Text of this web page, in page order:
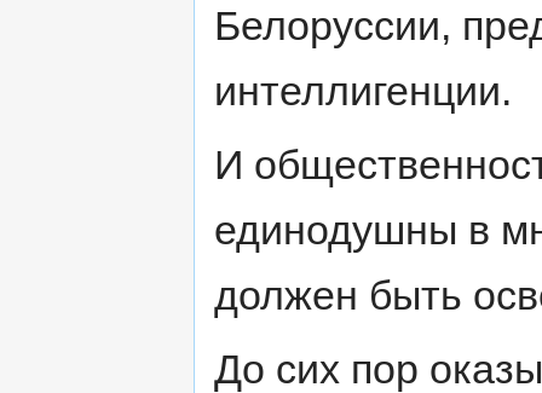
Белоруссии,
интеллигенции.
И
единодушны в
должен быть
До сих пор